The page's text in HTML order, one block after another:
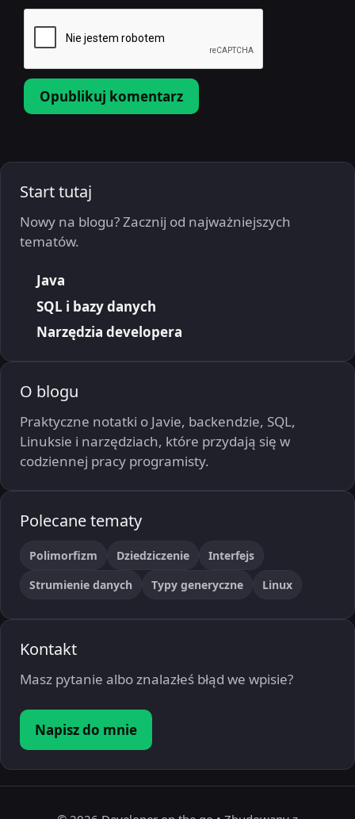
Start tutaj
Nowy na blogu? Zacznij od najważniejszych
tematów.
Java
SQL i bazy danych
Narzędzia developera
O blogu
Praktyczne notatki o Javie, backendzie, SQL,
Linuksie i narzędziach, które przydają się w
codziennej pracy programisty.
Polecane tematy
Polimorfizm Dziedziczenie
Interfejs
Strumienie danych
Typy generyczne Linux
Kontakt
Masz pytanie albo znalazłeś błąd we wpisie?
Napisz do mnie